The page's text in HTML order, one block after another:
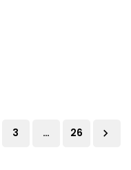
3 … 26 